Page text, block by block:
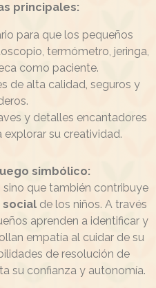
principales:
para que los pequeños
termómetro, jeringa,
como paciente.
de alta calidad, seguros y
y detalles encantadores
explorar su creatividad.
simbólico:
que también contribuye
social de los niños. A través
aprenden a identificar y
empatía al cuidar de su
de resolución de
su confianza y autonomía.